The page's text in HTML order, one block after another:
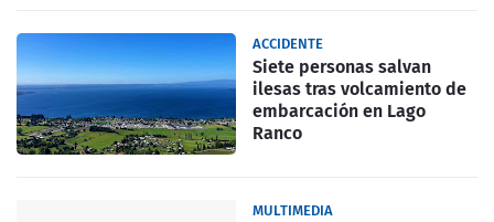
ACCIDENTE
Siete personas salvan
ilesas tras volcamiento de
embarcación en Lago
Ranco
MULTIMEDIA